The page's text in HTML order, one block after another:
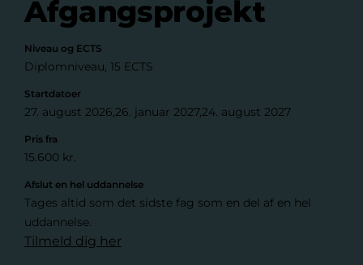
Afgangsprojekt
Niveau og ECTS
Diplomniveau, 15 ECTS
Startdatoer
27. august 2026 26. januar 2027 24. august 2027
Pris fra
15.600 kr.
Afslut en hel uddannelse
Tages altid som det sidste fag som en del af en hel
uddannelse.
Tilmeld dig her